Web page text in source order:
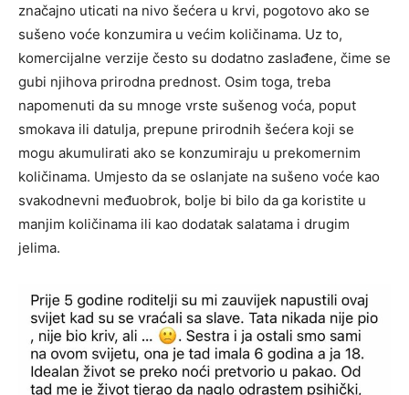
značajno uticati na nivo šećera u krvi, pogotovo ako se
sušeno voće konzumira u većim količinama. Uz to,
komercijalne verzije često su dodatno zaslađene, čime se
gubi njihova prirodna prednost. Osim toga, treba
napomenuti da su mnoge vrste sušenog voća, poput
smokava ili datulja, prepune prirodnih šećera koji se
mogu akumulirati ako se konzumiraju u prekomernim
količinama. Umjesto da se oslanjate na sušeno voće kao
svakodnevni međuobrok, bolje bi bilo da ga koristite u
manjim količinama ili kao dodatak salatama i drugim
jelima.